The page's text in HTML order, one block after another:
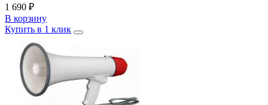
1 690 ₽
В корзину
Купить в 1 клик